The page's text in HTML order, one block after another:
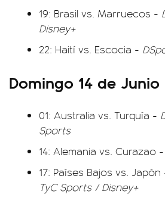
19: Brasil vs. Marruecos -
Disney+
22: Haití vs. Escocia -
Domingo 14 de Junio
01: Australia vs. Turquía -
Sports
14: Alemania vs. Curazao -
17: Países Bajos vs. Japón
TyC Sports / Disney+